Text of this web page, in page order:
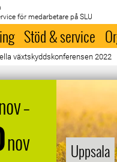
för medarbetare på SLU
Stöd & service
växtskyddskonferensen 2022
–
nov Uppsala